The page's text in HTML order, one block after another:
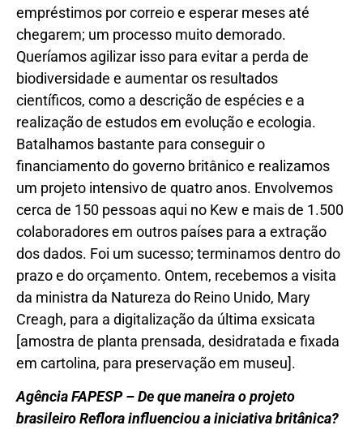
empréstimos por correio e esperar meses até
chegarem; um processo muito demorado.
Queríamos agilizar isso para evitar a perda de
biodiversidade e aumentar os resultados
científicos, como a descrição de espécies e a
realização de estudos em evolução e ecologia.
Batalhamos bastante para conseguir o
financiamento do governo britânico e realizamos
um projeto intensivo de quatro anos. Envolvemos
cerca de 150 pessoas aqui no Kew e mais de 1.500
colaboradores em outros países para a extração
dos dados. Foi um sucesso; terminamos dentro do
prazo e do orçamento. Ontem, recebemos a visita
da ministra da Natureza do Reino Unido, Mary
Creagh, para a digitalização da última exsicata
[amostra de planta prensada, desidratada e fixada
em cartolina, para preservação em museu].
Agência FAPESP – De que maneira o projeto
brasileiro Reflora influenciou a iniciativa britânica?